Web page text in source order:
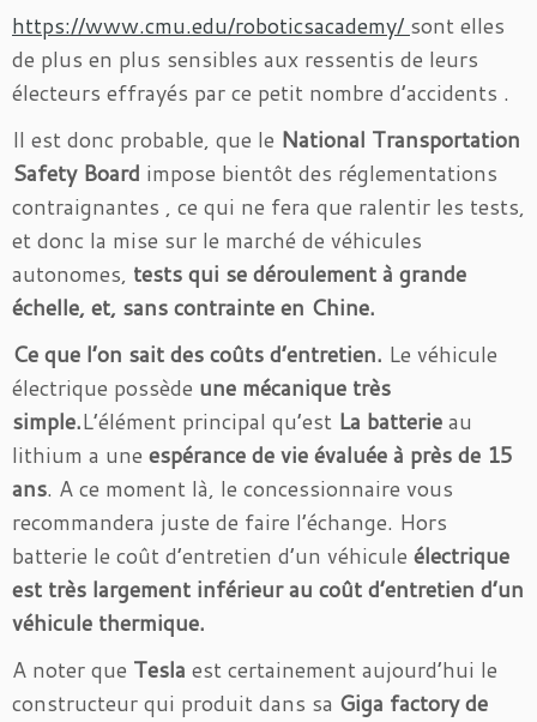
https://www.cmu.edu/roboticsacademy/ sont elles
de plus en plus sensibles aux ressentis de leurs
électeurs effrayés par ce petit nombre d’accidents .
Il est donc probable, que le National Transportation
Safety Board impose bientôt des réglementations
contraignantes , ce qui ne fera que ralentir les tests,
et donc la mise sur le marché de véhicules
autonomes, tests qui se déroulement à grande
échelle, et, sans contrainte en Chine.
Ce que l’on sait des coûts d’entretien. Le véhicule
électrique possède une mécanique très
simple.L’élément principal qu’est La batterieau
lithium a une espérance de vie évaluée à près de 15
ans. A ce moment là, le concessionnaire vous
recommandera juste de faire l’échange. Hors
batterie le coût d’entretien d’un véhicule électrique
est très largement inférieur au coût d’entretien d’un
véhicule thermique.
A noter que Tesla est certainement aujourd’hui le
constructeur qui produit dans sa Giga factory de